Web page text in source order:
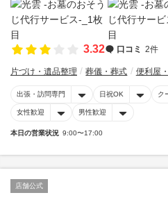
3.32 口コミ 2件
片づけ・遺品整理 葬儀・葬式 便利屋
出張・訪問専門 日祝OK ク
女性歓迎 男性歓迎
本日の営業状況 9:00〜17:00
店舗公式